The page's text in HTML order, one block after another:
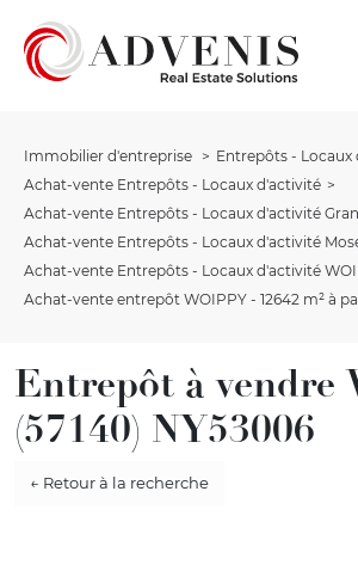
Immobilier d'entreprise
Entrepôts - Locaux
Achat-vente Entrepôts - Locaux d'activité
Achat-vente Entrepôts - Locaux d'activité
Achat-vente Entrepôts - Locaux d'activité
Achat-vente Entrepôts - Locaux d'activité
Achat-vente entrepôt WOIPPY - 12642 m² à
Entrepôt à vendre
(57140) NY53006
← Retour à la recherche